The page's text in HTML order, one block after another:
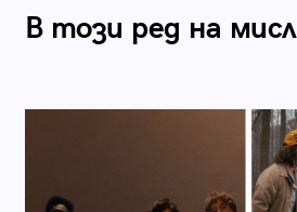
В този ред на